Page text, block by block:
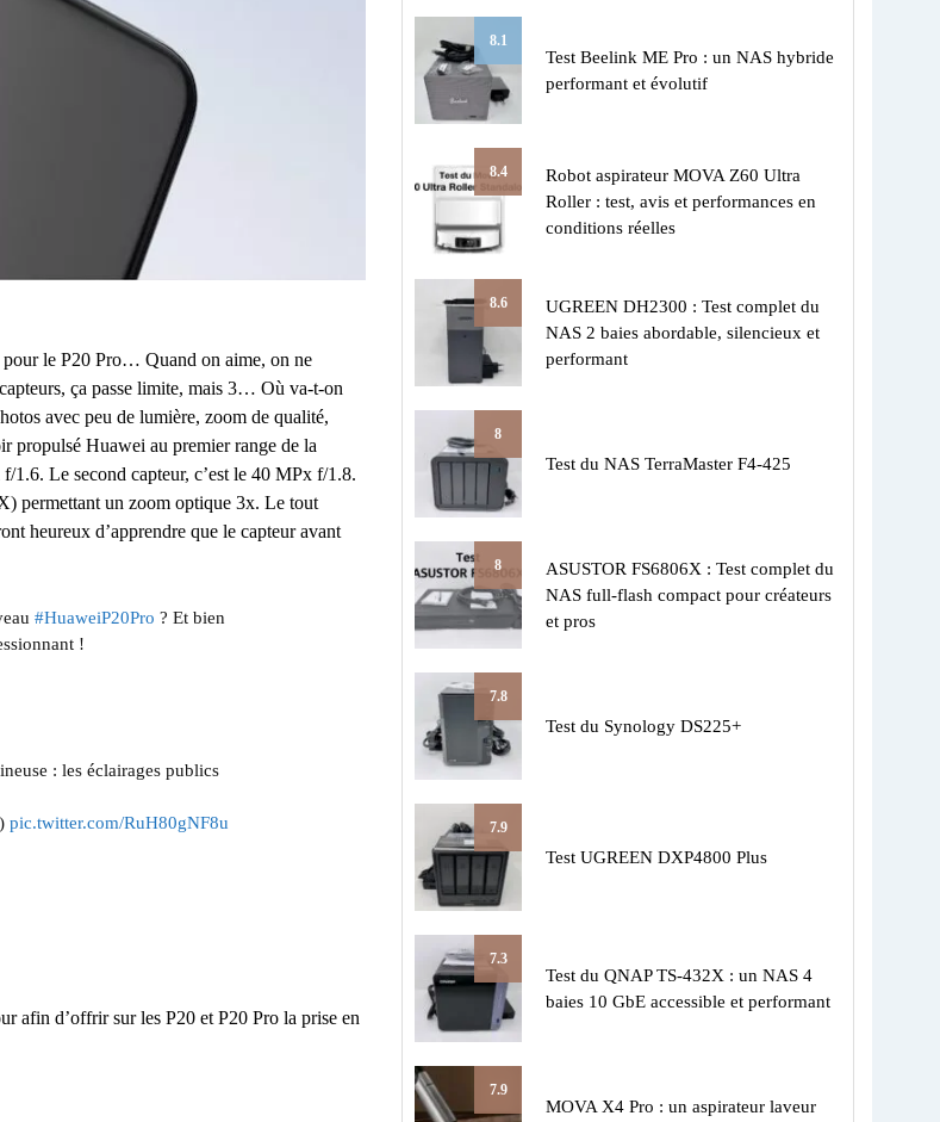
le P20 Pro… Quand on aime, on ne
ça passe limite, mais 3… Où va-t-on
avec peu de lumière, zoom de qualité,
propulsé Huawei au premier range de la
Le second capteur, c’est le 40 MPx f/1.8.
permettant un zoom optique 3x. Le tout
heureux d’apprendre que le capteur avant
#HuaweiP20Pro ? Et bien
!
: les éclairages publics
pic.twitter.com/RuH80gNF8u
afin d’offrir sur les P20 et P20 Pro la prise en
8.1
Test Beelink ME Pro : un NAS hybride
performant et évolutif
8.4
Robot aspirateur MOVA Z60 Ultra
Roller : test, avis et performances en
conditions réelles
8.6
UGREEN DH2300 : Test complet du
NAS 2 baies abordable, silencieux et
performant
8
Test du NAS TerraMaster F4-425
8
ASUSTOR FS6806X : Test complet du
NAS full-flash compact pour créateurs
et pros
7.8
Test du Synology DS225+
7.9
Test UGREEN DXP4800 Plus
7.3
Test du QNAP TS-432X : un NAS 4
baies 10 GbE accessible et performant
7.9
MOVA X4 Pro : un aspirateur laveur